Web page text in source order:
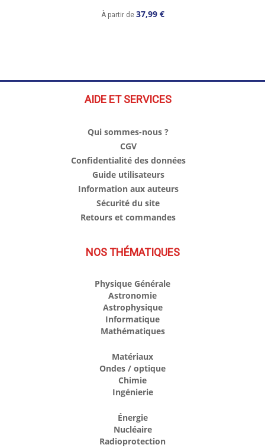
À partir de 37,99 €
AIDE ET SERVICES
Qui sommes-nous ?
CGV
Confidentialité des données
Guide utilisateurs
Information aux auteurs
Sécurité du site
Retours et commandes
NOS THÉMATIQUES
Physique Générale
Astronomie
Astrophysique
Informatique
Mathématiques
Matériaux
Ondes / optique
Chimie
Ingénierie
Énergie
Nucléaire
Radioprotection